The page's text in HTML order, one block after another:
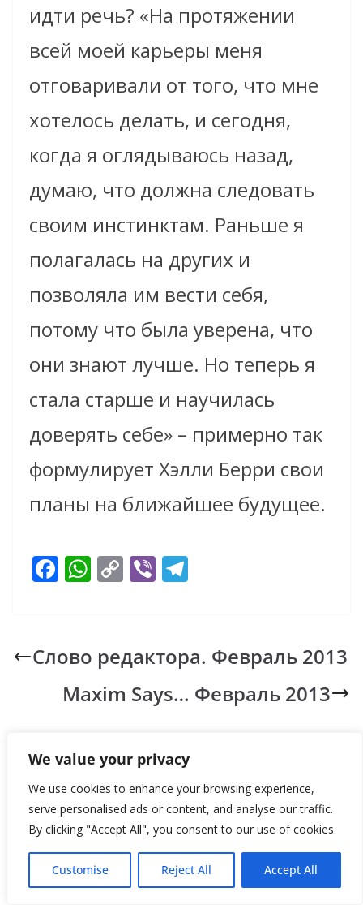
We value your privacy
We use cookies to enhance your browsing experience,
serve personalised ads or content, and analyse our traffic.
By clicking "Accept All", you consent to our use of cookies.
Customise Reject All Accept All
идти речь? «На протяжении
всей моей карьеры меня
отговаривали от того, что мне
хотелось делать, и сегодня,
когда я оглядываюсь назад,
думаю, что должна следовать
своим инстинктам. Раньше я
полагалась на других и
позволяла им вести себя,
потому что была уверена, что
они знают лучше. Но теперь я
стала старше и научилась
доверять себе» – примерно так
формулирует Хэлли Берри свои
планы на ближайшее будущее.
F
b
o
o
W
s
A
p
C
y
Li
n
Vi
gr
a
m
Слово редактора. Февраль 2013
Maxim Says… Февраль 2013
You May Also Like